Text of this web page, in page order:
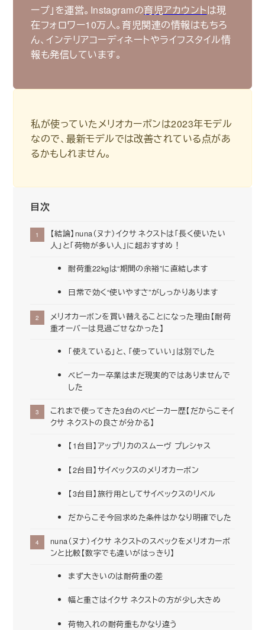
ープ｣を運営。Instagramの育児アカウントは現
在フォロワー10万人。育児関連の情報はもちろ
ん、インテリアコーディネートやライフスタイル情
報も発信しています。
私が使っていたメリオカーボンは2023年モデル
なので、最新モデルでは改善されている点があ
るかもしれません。
目次
【結論】nuna（ヌナ）イクサ ネクストは「長く使いたい
人」と「荷物が多い人」に超おすすめ！
耐荷重22kgは“期間の余裕”に直結します
日常で効く“使いやすさ”がしっかりあります
メリオカーボンを買い替えることになった理由【耐荷
重オーバーは見過ごせなかった】
｢使えている｣と、｢使っていい｣は別でした
ベビーカー卒業はまだ現実的ではありませんで
した
これまで使ってきた3台のベビーカー歴【だからこそイ
クサ ネクストの良さが分かる】
【1台目】アップリカのスムーヴ プレシャス
【2台目】サイベックスのメリオカーボン
【3台目】旅行用としてサイベックスのリベル
だからこそ今回求めた条件はかなり明確でした
nuna（ヌナ）イクサ ネクストのスペックをメリオカーボ
ンと比較【数字でも違いがはっきり】
まず大きいのは耐荷重の差
幅と重さはイクサ ネクストの方が少し大きめ
荷物入れの耐荷重もかなり違う